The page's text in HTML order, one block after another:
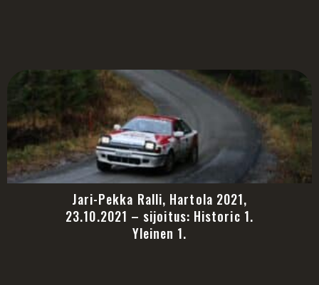
Jari-Pekka Ralli, Hartola 2021,
23.10.2021 – sijoitus: Historic 1.
Yleinen 1.